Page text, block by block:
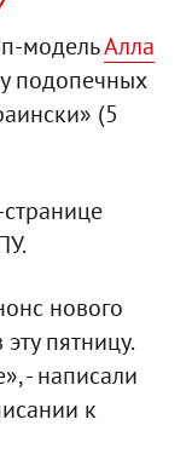
модельАлла
подопечных
(5
нового
пятницу.
- написали
к